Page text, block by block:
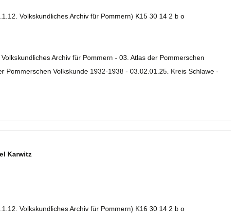
Volkskundliches Archiv für Pommern) K15 30 14 2 b o
Archiv für Pommern - 03. Atlas der Pommerschen
Pommerschen Volkskunde 1932-1938 - 03.02.01.25. Kreis Schlawe -
Karwitz
Volkskundliches Archiv für Pommern) K16 30 14 2 b o